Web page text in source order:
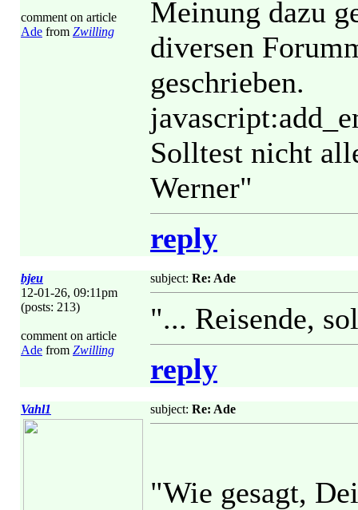
comment on article
Ade from Zwilling
Meinung dazu
diversen
geschrieben.
Solltest nicht
Werner"
reply
bjeu
12-01-26, 09:11pm
(posts: 213)
comment on article
Ade from Zwilling
subject: Re: Ade
"... Reisende,
reply
Vahl1 subject: Re: Ade
"Wie gesagt,